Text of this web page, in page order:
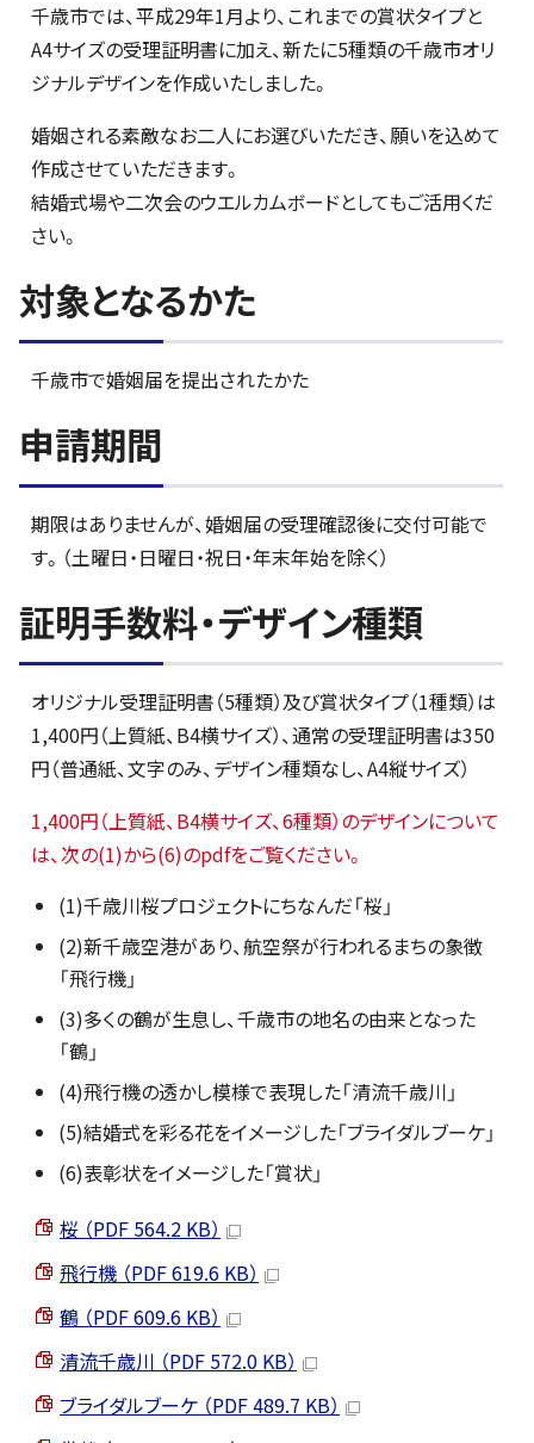
千歳市では、平成29年1月より、これまでの賞状タイプと
A4サイズの受理証明書に加え、新たに5種類の千歳市オリ
ジナルデザインを作成いたしました。
婚姻される素敵なお二人にお選びいただき、願いを込めて
作成させていただきます。
結婚式場や二次会のウエルカムボードとしてもご活用くだ
さい。
対象となるかた
千歳市で婚姻届を提出されたかた
申請期間
期限はありませんが、婚姻届の受理確認後に交付可能で
す。（土曜日・日曜日・祝日・年末年始を除く）
証明手数料・デザイン種類
オリジナル受理証明書（5種類）及び賞状タイプ（1種類）は
1,400円（上質紙、B4横サイズ）、通常の受理証明書は350
円（普通紙、文字のみ、デザイン種類なし、A4縦サイズ）
1,400円（上質紙、B4横サイズ、6種類）のデザインについて
は、次の(1)から(6)のpdfをご覧ください。
(1)千歳川桜プロジェクトにちなんだ「桜」
(2)新千歳空港があり、航空祭が行われるまちの象徴
「飛行機」
(3)多くの鶴が生息し、千歳市の地名の由来となった
「鶴」
(4)飛行機の透かし模様で表現した「清流千歳川」
(5)結婚式を彩る花をイメージした「ブライダルブーケ」
(6)表彰状をイメージした「賞状」
桜 （PDF 564.2 KB）
飛行機 （PDF 619.6 KB）
鶴 （PDF 609.6 KB）
清流千歳川 （PDF 572.0 KB）
ブライダルブーケ （PDF 489.7 KB）